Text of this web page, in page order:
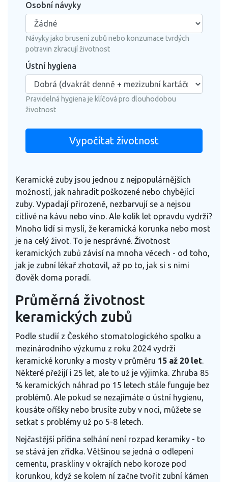
Osobní návyky
Návyky jako brusení zubů nebo konzumace tvrdých
potravin zkracují životnost
Ústní hygiena
Pravidelná hygiena je klíčová pro dlouhodobou
životnost
Vypočítat životnost
Keramické zuby jsou jednou z nejpopulárnějších
možností, jak nahradit poškozené nebo chybějící
zuby. Vypadají přirozeně, nezbarvují se a nejsou
citlivé na kávu nebo víno. Ale kolik let opravdu vydrží?
Mnoho lidí si myslí, že keramická korunka nebo most
je na celý život. To je nesprávné. Životnost
keramických zubů závisí na mnoha věcech - od toho,
jak je zubní lékař zhotovil, až po to, jak si s nimi
člověk doma poradí.
Průměrná životnost
keramických zubů
Podle studií z Českého stomatologického spolku a
mezinárodního výzkumu z roku 2024 vydrží
keramické korunky a mosty v průměru 15 až 20 let.
Některé přežijí i 25 let, ale to už je výjimka. Zhruba 85
% keramických náhrad po 15 letech stále funguje bez
problémů. Ale pokud se nezajímáte o ústní hygienu,
kousáte oříšky nebo brusíte zuby v noci, můžete se
setkat s problémy už po 5-8 letech.
Nejčastější příčina selhání není rozpad keramiky - to
se stává jen zřídka. Většinou se jedná o odlepení
cementu, praskliny v okrajích nebo koroze pod
korunkou, když se kolem ní začne tvořit zubní kámen